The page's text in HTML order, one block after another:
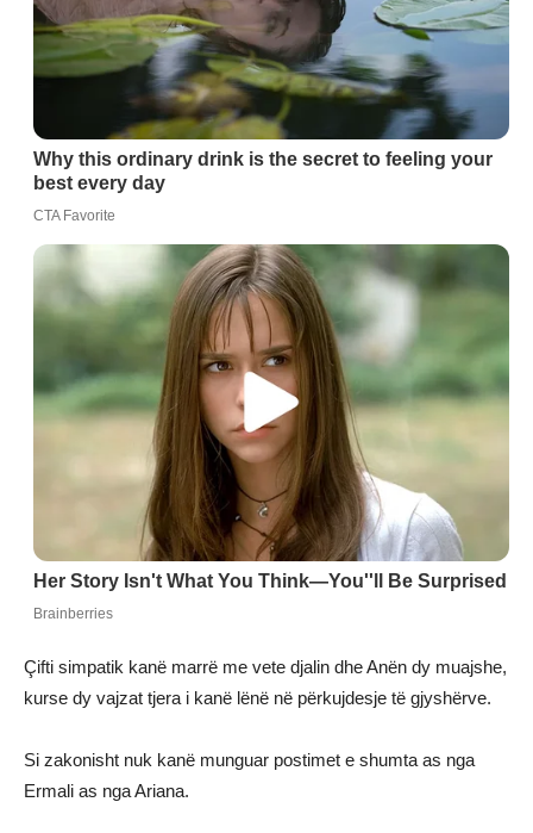
Çifti simpatik kanë marrë me vete djalin dhe Anën dy muajshe,
kurse dy vajzat tjera i kanë lënë në përkujdesje të gjyshërve.
Si zakonisht nuk kanë munguar postimet e shumta as nga
Ermali as nga Ariana.